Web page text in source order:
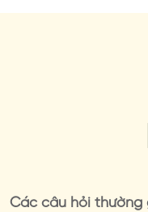
Các câu hỏi thường